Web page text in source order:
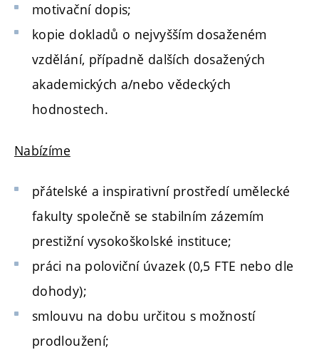
motivační dopis;
kopie dokladů o nejvyšším dosaženém
vzdělání, případně dalších dosažených
akademických a/nebo vědeckých
hodnostech.
Nabízíme
přátelské a inspirativní prostředí umělecké
fakulty společně se stabilním zázemím
prestižní vysokoškolské instituce;
práci na poloviční úvazek (0,5 FTE nebo dle
dohody);
smlouvu na dobu určitou s možností
prodloužení;